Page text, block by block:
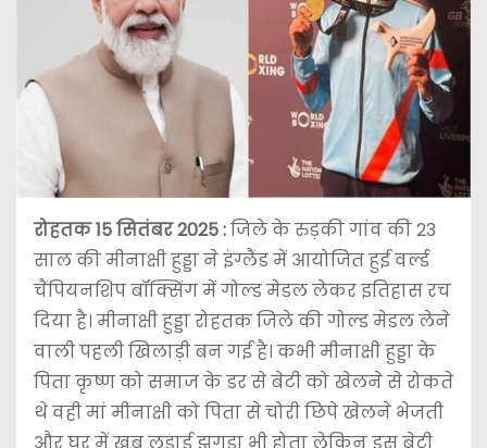
रोहतक 15 सितंबर 2025 :जिले के रुड़की गांव की 23
साल की मीनाक्षी हुड्डा ने इंग्लैंड में आयोजित हुई वर्ल्ड
चैंपियनशिप बॉक्सिंग में गोल्ड मेडल लेकर इतिहास रच
दिया है। मीनाक्षी हुड्डा रोहतक जिले की गोल्ड मेडल लेने
वाली पहली खिलाड़ी बन गई है। कभी मीनाक्षी हुड्डा के
पिता कृष्ण को समाज के डर से बेटी को खेलने से रोकते
थे वही मां मीनाक्षी को पिता से चोरी छिपे खेलने भेजती